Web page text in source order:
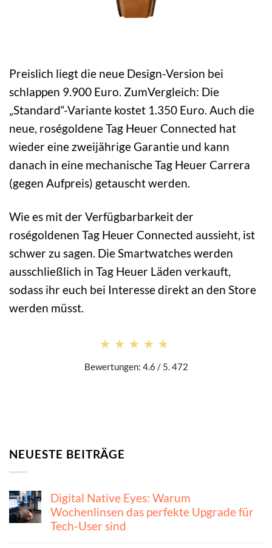
Preislich liegt die neue Design-Version bei
schlappen 9.900 Euro. ZumVergleich: Die
„Standard“-Variante kostet 1.350 Euro. Auch die
neue, roségoldene Tag Heuer Connected hat
wieder eine zweijährige Garantie und kann
danach in eine mechanische Tag Heuer Carrera
(gegen Aufpreis) getauscht werden.
Wie es mit der Verfügbarbarkeit der
roségoldenen Tag Heuer Connected aussieht, ist
schwer zu sagen. Die Smartwatches werden
ausschließlich in Tag Heuer Läden verkauft,
sodass ihr euch bei Interesse direkt an den Store
werden müsst.
★★★★★
★★★★★
Bewertungen: 4.6 / 5. 472
NEUESTE BEITRÄGE
Digital Native Eyes: Warum
Wochenlinsen das perfekte Upgrade für
Tech-User sind